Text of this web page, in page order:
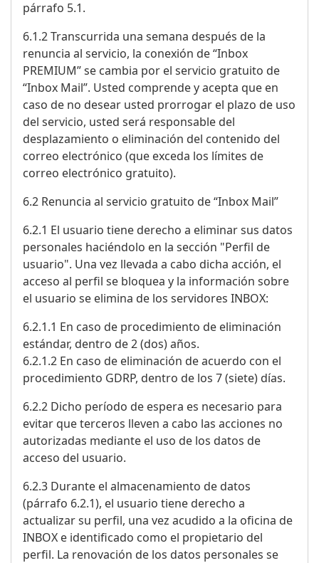
párrafo 5.1.
6.1.2 Transcurrida una semana después de la
renuncia al servicio, la conexión de “Inbox
PREMIUM” se cambia por el servicio gratuito de
“Inbox Mail”. Usted comprende y acepta que en
caso de no desear usted prorrogar el plazo de uso
del servicio, usted será responsable del
desplazamiento o eliminación del contenido del
correo electrónico (que exceda los límites de
correo electrónico gratuito).
6.2 Renuncia al servicio gratuito de “Inbox Mail”
6.2.1 El usuario tiene derecho a eliminar sus datos
personales haciéndolo en la sección "Perfil de
usuario". Una vez llevada a cabo dicha acción, el
acceso al perfil se bloquea y la información sobre
el usuario se elimina de los servidores INBOX:
6.2.1.1 En caso de procedimiento de eliminación
estándar, dentro de 2 (dos) años.
6.2.1.2 En caso de eliminación de acuerdo con el
procedimiento GDRP, dentro de los 7 (siete) días.
6.2.2 Dicho período de espera es necesario para
evitar que terceros lleven a cabo las acciones no
autorizadas mediante el uso de los datos de
acceso del usuario.
6.2.3 Durante el almacenamiento de datos
(párrafo 6.2.1), el usuario tiene derecho a
actualizar su perfil, una vez acudido a la oficina de
INBOX e identificado como el propietario del
perfil. La renovación de los datos personales se